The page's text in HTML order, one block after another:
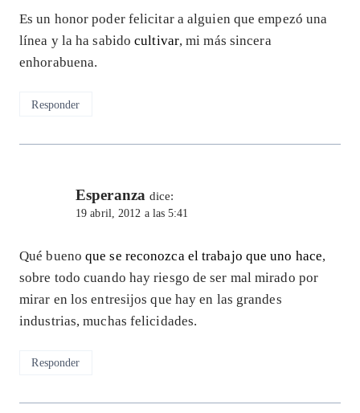
Es un honor poder felicitar a alguien que empezó una
línea y la ha sabidocultivar, mi más sincera
enhorabuena.
Responder
Esperanza dice:
19 abril, 2012 a las 5:41
Qué buenoque se reconozca el trabajo que uno hace,
sobre todo cuando hay riesgo de ser mal mirado por
mirar en los entresijos que hay en las grandes
industrias, muchas felicidades.
Responder